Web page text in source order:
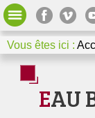
Votre espace
Vous êtes ici :